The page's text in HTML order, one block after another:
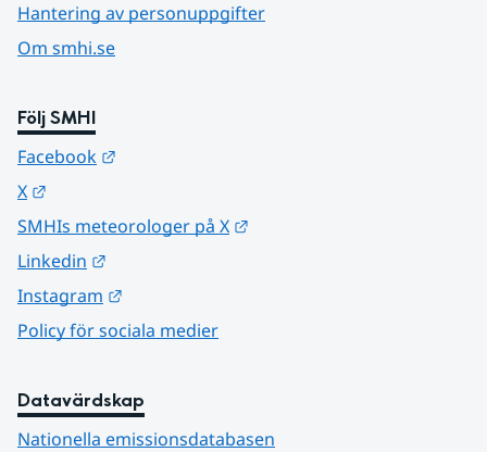
Hantering av personuppgifter
Om smhi.se
Följ SMHI
Facebook
X
SMHIs meteorologer på X
Linkedin
Instagram
Policy för sociala medier
Datavärdskap
Nationella emissionsdatabasen